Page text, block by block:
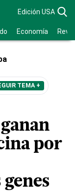
Edición USA
Economía
TEMA +
por